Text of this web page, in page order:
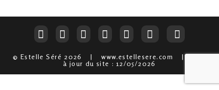
© Estelle Séré 2026 | www.estellesere.com | Mise
à jour du site : 12/05/2026